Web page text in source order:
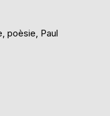
poèsie, Paul